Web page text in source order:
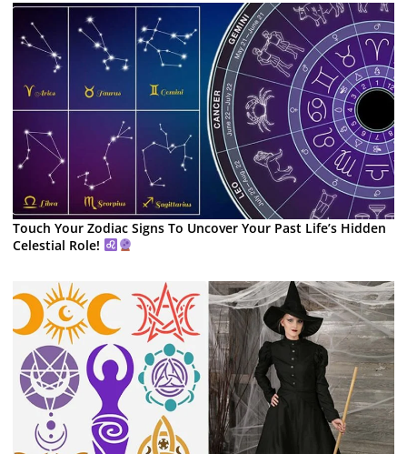
Touch Your Zodiac Signs To Uncover Your Past Life’s Hidden
Celestial Role!